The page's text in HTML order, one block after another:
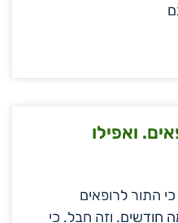
ואפילו
התור לרופאים
חודשים. וזה חבל. כי